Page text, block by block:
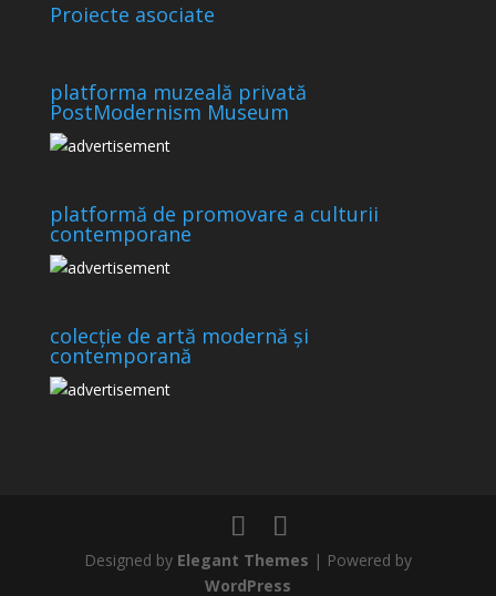
Proiecte asociate
platforma muzeală privată
PostModernism Museum
platformă de promovare a culturii
contemporane
colecție de artă modernă și
contemporană
Designed by Elegant Themes | Powered by
WordPress